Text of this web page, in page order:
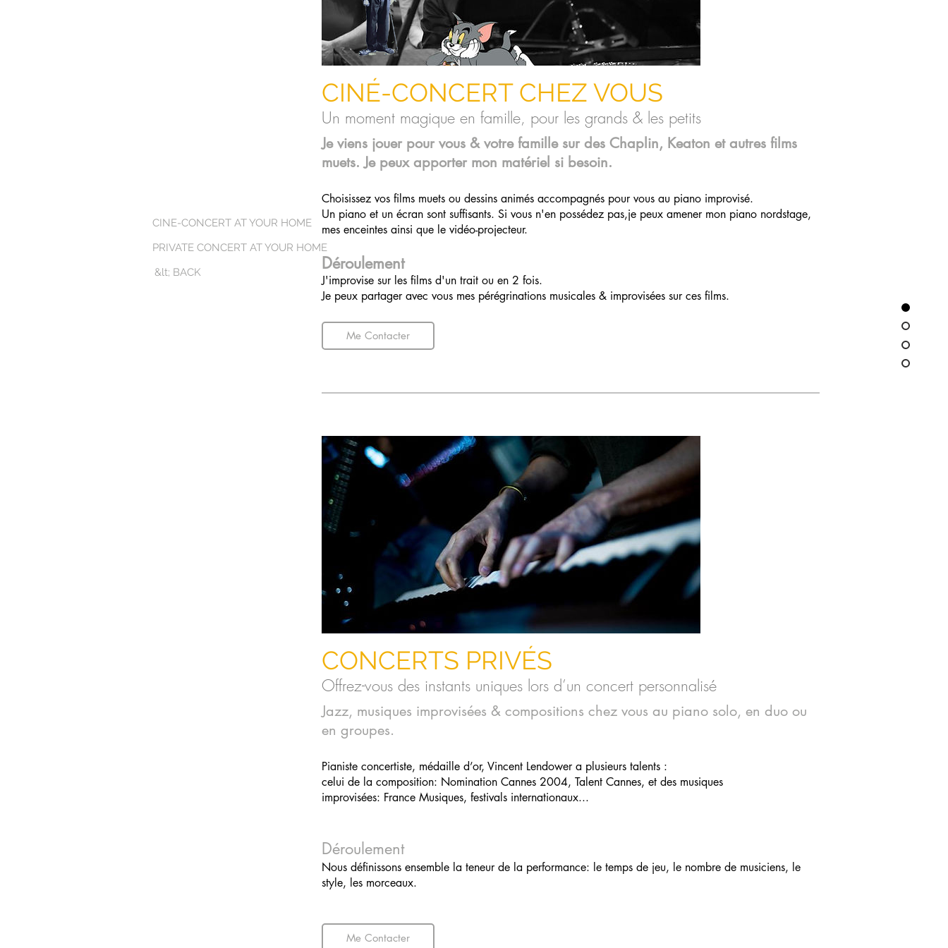
CINE-CONCERT AT YOUR HOME
PRIVATE CONCERT AT YOUR HOME
&lt; BACK
CINÉ-CONCERT CHEZ VOUS
Un moment magique en famille, pour les grands & les petits
Je viens jouer pour vous & votre famille sur des Chaplin, Keaton et autres films
muets. Je peux apporter mon matériel si besoin.
Choisissez vos films muets ou dessins animés accompagnés pour vous au piano improvisé.
Un piano et un écran sont suffisants. Si vous n'en possédez pas,je peux amener mon piano nordstage,
mes enceintes ainsi que le vidéo-projecteur.
Déroulement
J'improvise sur les films d'un trait ou en 2 fois.
Je peux partager avec vous mes pérégrinations musicales & improvisées sur ces films.
Me Contacter
CONCERTS PRIVÉS
Offrez-vous des instants uniques lors d’un concert personnalisé
Jazz, musiques improvisées & compositions chez vous au piano solo, en duo ou
en groupes.
Pianiste concertiste, médaille d’or, Vincent Lendower a plusieurs talents :
celui de la composition: Nomination Cannes 2004, Talent Cannes, et des musiques
improvisées: France Musiques, festivals internationaux...
Déroulement
Nous définissons ensemble la teneur de la performance: le temps de jeu, le nombre de musiciens, le
style, les morceaux.
Me Contacter